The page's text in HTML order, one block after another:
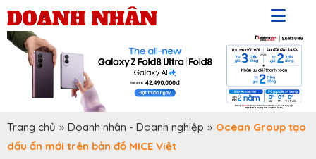
Trang chủ » Doanh nhân - Doanh nghiệp » Ocean Group tạo
dấu ấn mới trên bản đồ MICE Việt